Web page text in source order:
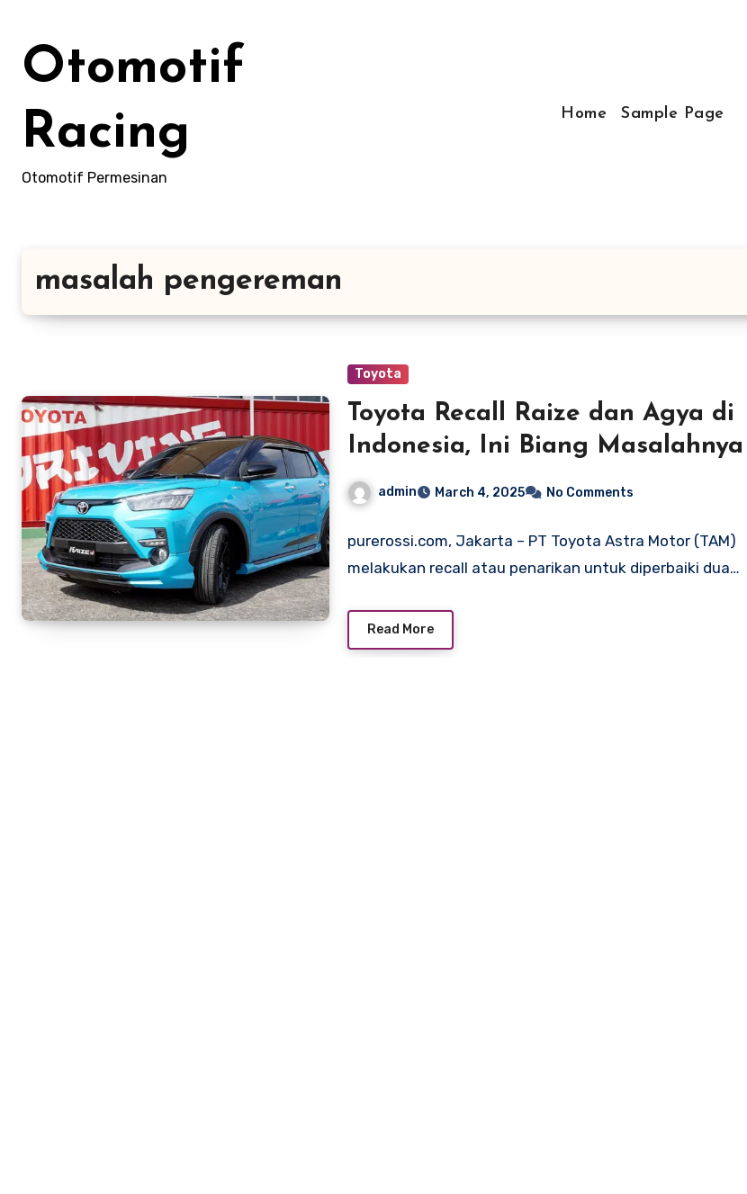
content
Otomotif
Racing
Otomotif Permesinan
Home Sample Page
masalah pengereman
Toyota
Toyota Recall Raize dan Agya di
Indonesia, Ini Biang Masalahnya
admin March 4, 2025 No Comments
purerossi.com, Jakarta – PT Toyota Astra Motor (TAM)
melakukan recall atau penarikan untuk diperbaiki dua…
Read More